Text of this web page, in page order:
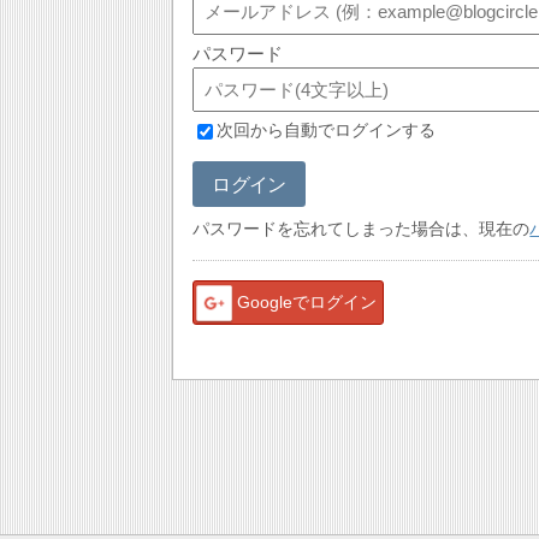
パスワード
次回から自動でログインする
ログイン
パスワードを忘れてしまった場合は、現在の
Googleでログイン